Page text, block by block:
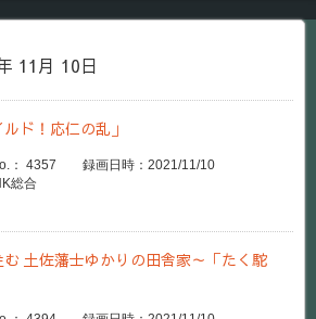
11月 10日
ド！応仁の乱」
： 4357 録画日時：2021/11/10
総合
土佐藩士ゆかりの田舎家～「たく駝